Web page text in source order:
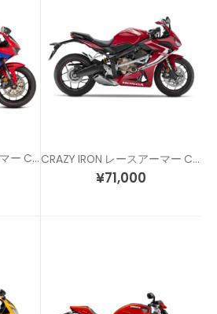
CRAZY IRON レースアーマー CBR600RR (13-24) CRAZY IRON レースアーマー CBR650R (19-)
¥71,000